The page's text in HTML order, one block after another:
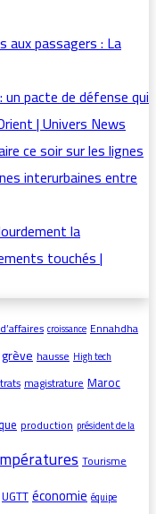
croissance Ennahdha
grèvehausse High tech
magistratureMaroc
production président de la
Tourisme
UGTTéconomie équipe